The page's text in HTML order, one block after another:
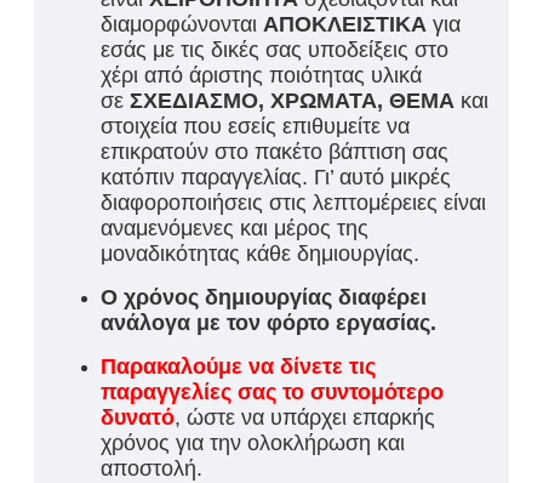
διαμορφώνονται ΑΠΟΚΛΕΙΣΤΙΚΑ για
εσάς με τις δικές σας υποδείξεις στο
χέρι από άριστης ποιότητας υλικά
σε ΣΧΕΔΙΑΣΜΟ, ΧΡΩΜΑΤΑ, ΘΕΜΑ και
στοιχεία που εσείς επιθυμείτε να
επικρατούν στο πακέτο βάπτιση σας
κατόπιν παραγγελίας. Γι’ αυτό μικρές
διαφοροποιήσεις στις λεπτομέρειες είναι
αναμενόμενες και μέρος της
μοναδικότητας κάθε δημιουργίας.
Ο χρόνος δημιουργίας διαφέρει
ανάλογα με τον φόρτο εργασίας.
Παρακαλούμε να δίνετε τις
παραγγελίες σας το συντομότερο
δυνατό, ώστε να υπάρχει επαρκής
χρόνος για την ολοκλήρωση και
αποστολή.